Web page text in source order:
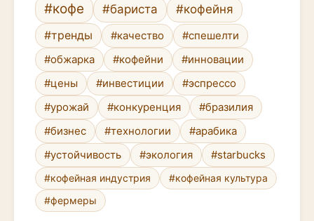
#кофе #бариста
#кофейня
#тренды
#качество
#спешелти
#обжарка
#кофейни
#инновации
#цены
#инвестиции
#эспрессо
#урожай
#конкуренция
#бразилия
#бизнес
#технологии
#арабика
#устойчивость
#экология #starbucks
#кофейная индустрия
#кофейная культура
#фермеры